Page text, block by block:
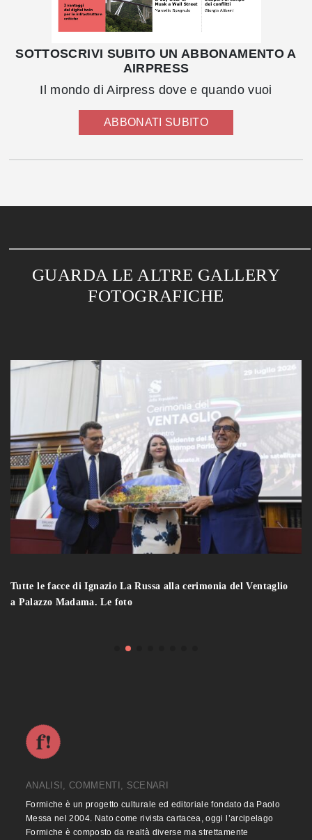
SOTTOSCRIVI SUBITO UN ABBONAMENTO A
AIRPRESS
Il mondo di Airpress dove e quando vuoi
ABBONATI SUBITO
GUARDA LE ALTRE GALLERY
FOTOGRAFICHE
Tutte le facce di Ignazio La Russa alla cerimonia del Ventaglio
a Palazzo Madama. Le foto
ANALISI, COMMENTI, SCENARI
Formiche è un progetto culturale ed editoriale fondato da Paolo
Messa nel 2004. Nato come rivista cartacea, oggi l’arcipelago
Formiche è composto da realtà diverse ma strettamente